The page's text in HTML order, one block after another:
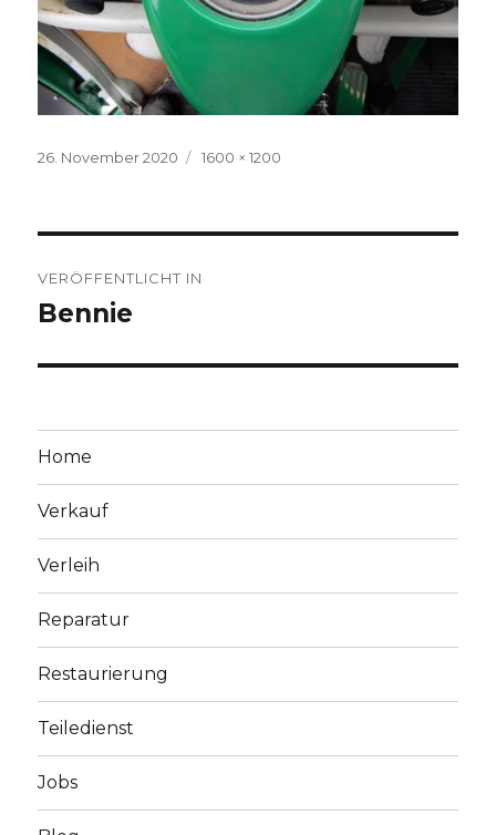
Veröffentlicht
26. November 2020
Volle
1600 × 1200
VERÖFFENTLICHT IN
Bennie
Home
Verkauf
Verleih
Reparatur
Restaurierung
Teiledienst
Jobs